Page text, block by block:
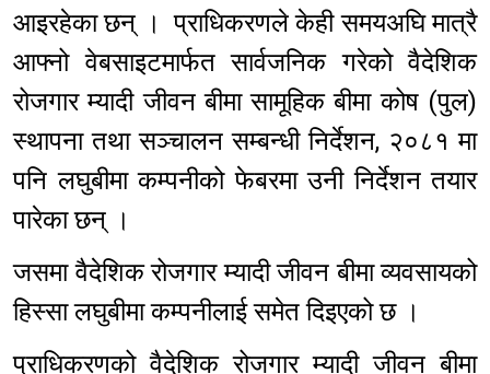
आइरहेका छन् । प्राधिकरणले केही समयअघि मात्रै
आफ्नो वेबसाइटमार्फत सार्वजनिक गरेको वैदेशिक
रोजगार म्यादी जीवन बीमा सामूहिक बीमा कोष (पुल)
स्थापना तथा सञ्चालन सम्बन्धी निर्देशन, २०८१ मा
पनि लघुबीमा कम्पनीको फेबरमा उनी निर्देशन तयार
पारेका छन् ।
जसमा वैदेशिक रोजगार म्यादी जीवन बीमा व्यवसायको
हिस्सा लघुबीमा कम्पनीलाई समेत दिइएको छ ।
प्राधिकरणको वैदेशिक रोजगार म्यादी जीवन बीमा